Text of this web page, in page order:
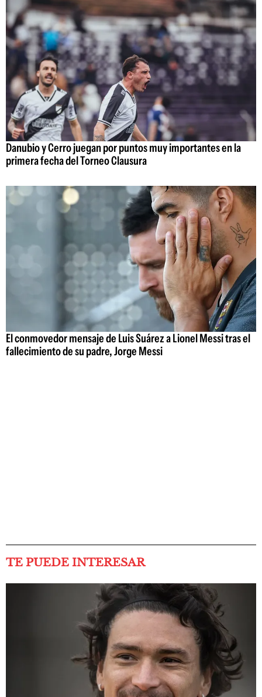
Danubio y Cerro juegan por puntos muy importantes en la
primera fecha del Torneo Clausura
El conmovedor mensaje de Luis Suárez a Lionel Messi tras el
fallecimiento de su padre, Jorge Messi
TE PUEDE INTERESAR